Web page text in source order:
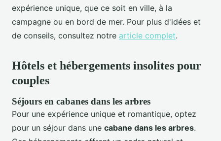
expérience unique, que ce soit en ville, à la
campagne ou en bord de mer. Pour plus d'idées et
de conseils, consultez notre article complet.
Hôtels et hébergements insolites pour
couples
Séjours en cabanes dans les arbres
Pour une expérience unique et romantique, optez
pour un séjour dans une cabane dans les arbres.